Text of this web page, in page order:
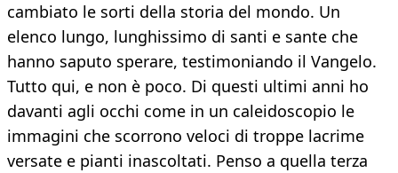
cambiato le sorti della storia del mondo. Un
elenco lungo, lunghissimo di santi e sante che
hanno saputo sperare, testimoniando il Vangelo.
Tutto qui, e non è poco. Di questi ultimi anni ho
davanti agli occhi come in un caleidoscopio le
immagini che scorrono veloci di troppe lacrime
versate e pianti inascoltati. Penso a quella terza